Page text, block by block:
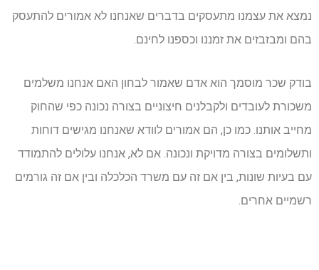
נמצא את עצמנו מתעסקים בדברים שאנחנו לא אמורים להתעסק
בהם ומבזבזים את זמננו וכספנו לחינם.
בודק שכר מוסמך הוא אדם שאמור לבחון האם אנחנו משלמים
משכורת לעובדים ולקבלנים חיצוניים בצורה נכונה כפי שהחוק
מחייב אותנו. כמו כן, הם אמורים לוודא שאנחנו מגישים דוחות
ותשלומים בצורה מדויקת ונכונה. אם לא, אנחנו עלולים להתמודד
עם בעיות שונות, בין אם זה עם משרד הכלכלה ובין אם זה גורמים
רשמיים אחרים.